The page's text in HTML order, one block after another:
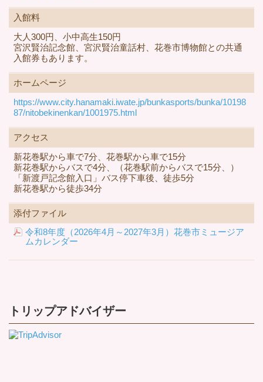
入館料
大人300円、小中高生150円
宮沢賢治記念館、宮沢賢治童話村、花巻市博物館との共通
入館券もあります。
ホームページ
https://www.city.hanamaki.iwate.jp/bunkasports/bunka/10198
87/nitobekinenkan/1001975.html
アクセス
新花巻駅から車で7分、花巻駅から車で15分
新花巻駅からバスで4分、（花巻駅前からバスで15分、）
「新渡戸記念館入口」バス停下車後、徒歩5分
新花巻駅から徒歩34分
添付ファイル
令和8年度（2026年4月～2027年3月）花巻市ミュージア
ムカレンダー
トリップアドバイザー